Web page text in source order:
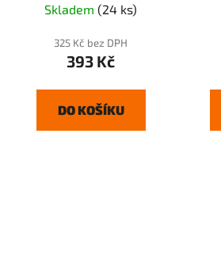
Skladem (24 ks)
325 Kč bez DPH
393 Kč
DO KOŠÍKU